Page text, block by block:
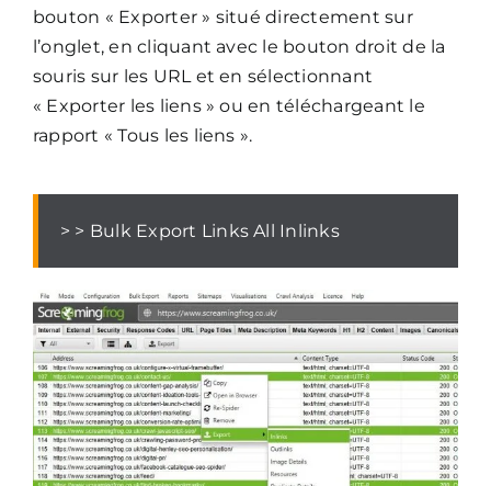
bouton « Exporter » situé directement sur
l’onglet, en cliquant avec le bouton droit de la
souris sur les URL et en sélectionnant
« Exporter les liens » ou en téléchargeant le
rapport « Tous les liens ».
> > Bulk Export Links All Inlinks